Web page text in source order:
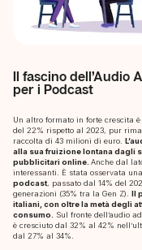
Agency
Il fascino dell’Audio
per i Podcast
Un altro formato in forte crescita
del 22% rispetto al 2023, pur
raccolta di 43 milioni di euro.
alla sua fruizione lontana dagli
pubblicitari online.Anche dal
interessanti. È stata osservata
podcast, passato dal 14% del
generazioni (35% tra la Gen Z).Il
italiani, con oltre la metà degli
consumo.
Sul fronte dell’audio
è cresciuto dal 32% al 42%
dal 27% al 34%.